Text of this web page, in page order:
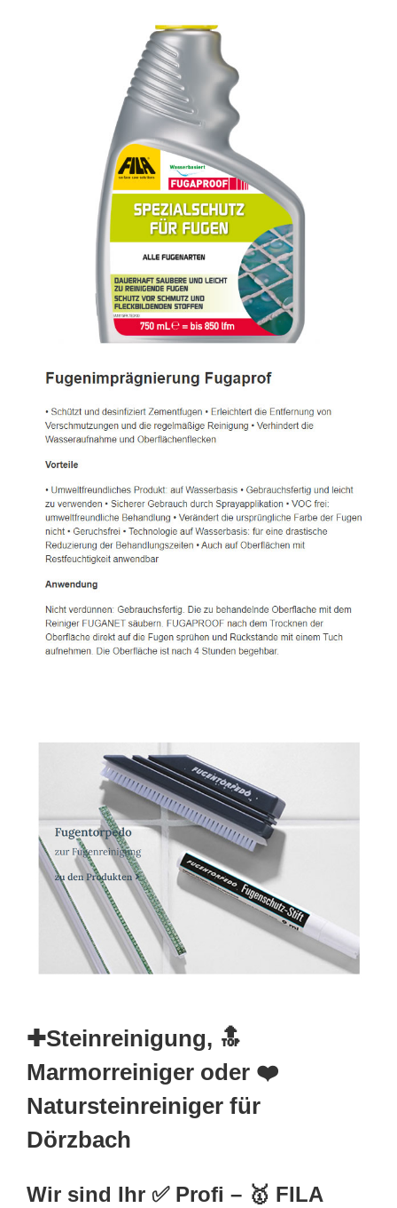
✚Steinreinigung, 🔝
Marmorreiniger oder ❤️
Natursteinreiniger für
Dörzbach
Wir sind Ihr ✅ Profi – 🥇 FILA